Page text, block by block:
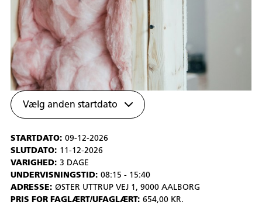
Vælg anden startdato
STARTDATO: 09-12-2026
SLUTDATO: 11-12-2026
VARIGHED: 3 DAGE
UNDERVISNINGSTID: 08:15 - 15:40
ADRESSE: ØSTER UTTRUP VEJ 1, 9000 AALBORG
PRIS FOR FAGLÆRT/UFAGLÆRT: 654,00 KR.